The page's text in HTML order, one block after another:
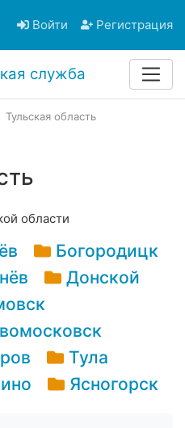
Войти Регистрация
служба
Тульская область
области
Богородицк
Донской
Тула
Ясногорск